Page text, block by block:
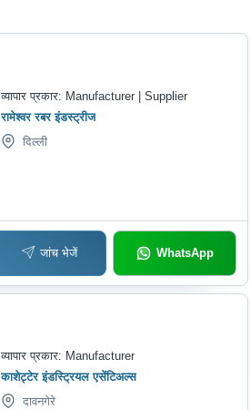
व्यापार प्रकार: Manufacturer | Supplier
रामेश्वर रबर इंडस्ट्रीज
दिल्ली
जांच भेजें WhatsApp
व्यापार प्रकार: Manufacturer
काशेट्टेर इंडस्ट्रियल एसेंटिअल्स
दावनगेरे